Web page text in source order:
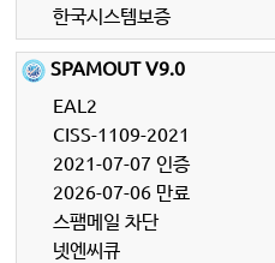
한국시스템보증
SPAMOUT V9.0
EAL2
CISS-1109-2021
2021-07-07 인증
2026-07-06 만료
스팸메일 차단
넷엔씨큐